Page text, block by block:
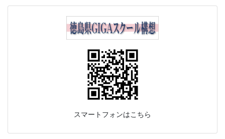
スマートフォンはこちら